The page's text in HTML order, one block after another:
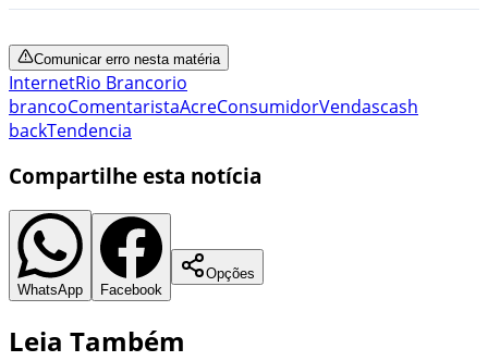
Comunicar erro nesta matéria
InternetRio Brancorio
brancoComentaristaAcreConsumidorVendascash
backTendencia
Compartilhe esta notícia
WhatsApp Facebook
Opções
Leia Também